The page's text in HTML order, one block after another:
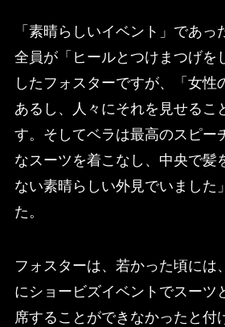
「素晴らしいイベント」であ
全員が「ヒールとつけまつげを
したフォスターですが、「女性
あるし、人々にそれを見せるこ
す。そしてベラは最高のスピー
なスーツを着こなし、中央で髪
ない素晴らしい外見でいました
た。
フォスターは、若かった頃には
にショービズイベントでスーツ
席することができなかったと付